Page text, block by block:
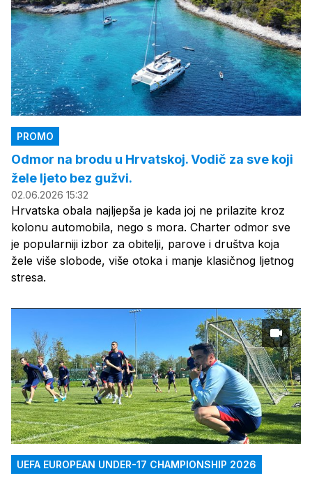
PROMO
Odmor na brodu u Hrvatskoj. Vodič za sve koji
žele ljeto bez gužvi.
02.06.2026 15:32
Hrvatska obala najljepša je kada joj ne prilazite kroz
kolonu automobila, nego s mora. Charter odmor sve
je popularniji izbor za obitelji, parove i društva koja
žele više slobode, više otoka i manje klasičnog ljetnog
stresa.
UEFA EUROPEAN UNDER-17 CHAMPIONSHIP 2026